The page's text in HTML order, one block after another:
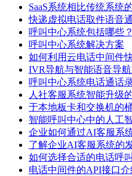
SaaS系统相比传统系统
快递虚拟电话取件语音
呼叫中心系统包括哪些？
呼叫中心系统解决方案
如何利用云电话中间件
IVR导航与智能语音导
呼叫中心系统电话通话
人社客服系统智能升级
于本地板卡和交换机的
智能呼叫中心中的人工
企业如何通过AI客服系
了解企业AI客服系统的
如何选择合适的电话呼
电话中间件的API接口